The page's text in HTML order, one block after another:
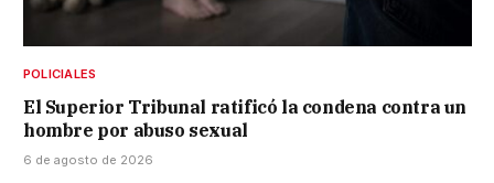
POLICIALES
El Superior Tribunal ratificó la condena contra un
hombre por abuso sexual
6 de agosto de 2026